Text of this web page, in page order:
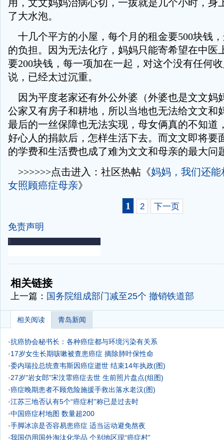
用，文文妈妈治病心切，一拔就是几个小时，身
了大水泡。
十几个平方的小屋，每个月的租金要500块钱
的负担。因为无法化疗，妈妈只能寄希望在中医
要200块钱，每一项加在一起，对这个没有任何
说，已经太过沉重。
因为平度老家还有外公外婆（外婆也是文文妈
公家又有房子和耕地，所以当地也无法给文文和
最后的一丝保障也无法实现，母女俩真的不知道
好心人的捐款后，怎样生活下去。而文文即将要
的学费和生活费也成了难为文文和母亲的最大问
>>>>>>点击进入：社区热帖《妈妈，我们还
女照顾癌症母亲》
1
2 下一页
免责声明
-
相关链接
上一篇： 国务院组成部门减至25个 撤销铁道部
相关阅读 青岛新闻
·抗癌协会秘书长：各种癌症都与环境污染有关系
·17岁女生长期咳嗽被查患癌症 摘除肺叶保性命
·委内瑞拉总统查韦斯因癌症逝世 结束14年执政(图)
·27岁"岩女郎"宋汶霏癌症去世 生前照片盘点(组图)
·癌症晚期患者不顾危险施援手救出落水老汉(图)
·江苏三地否认有5个“癌症村”称已是过去时
·中国癌症村地图 数量超200
·手脚冰凉是否容易患癌症 适当运动避免熬夜
·我国仍用国外淘汰化学品 个别地区现“癌症村”